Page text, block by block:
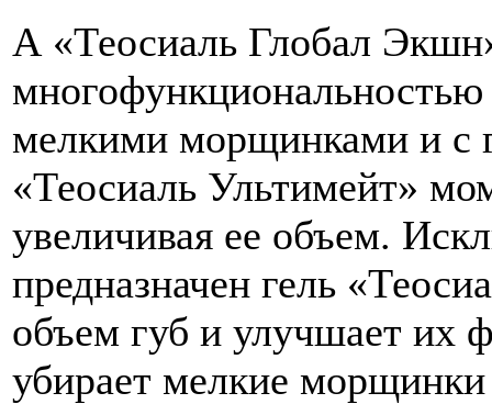
А «Теосиаль Глобал
многофункциональностью
мелкими морщинками и с
«Теосиаль Ультимейт»
увеличивая ее объем.
предназначен гель
объем губ и улучшает их
убирает мелкие